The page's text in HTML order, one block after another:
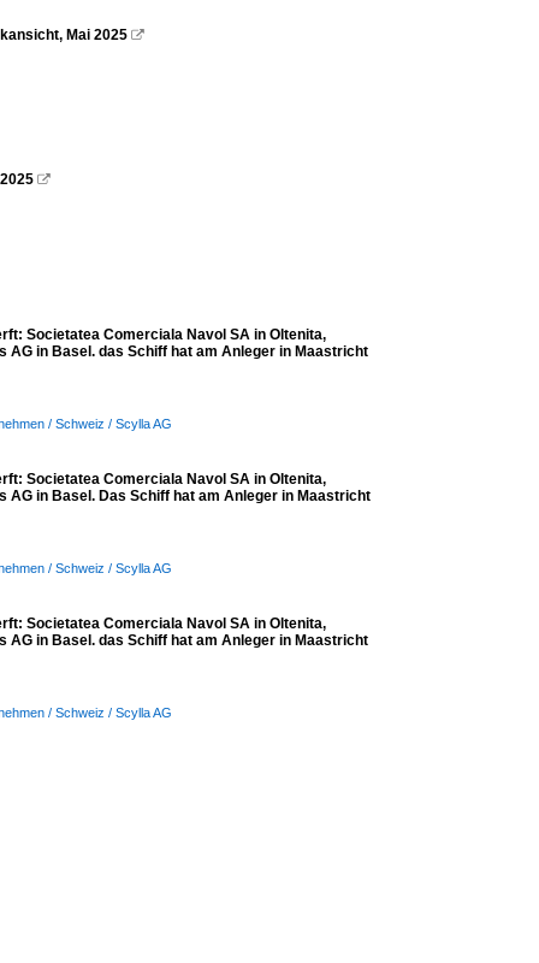
Mai 2025 

Societatea Comerciala Navol SA in Oltenita,
in Basel. das Schiff hat am Anleger in Maastricht
/ Schweiz / Scylla AG
Societatea Comerciala Navol SA in Oltenita,
in Basel. Das Schiff hat am Anleger in Maastricht
/ Schweiz / Scylla AG
Societatea Comerciala Navol SA in Oltenita,
in Basel. das Schiff hat am Anleger in Maastricht
/ Schweiz / Scylla AG